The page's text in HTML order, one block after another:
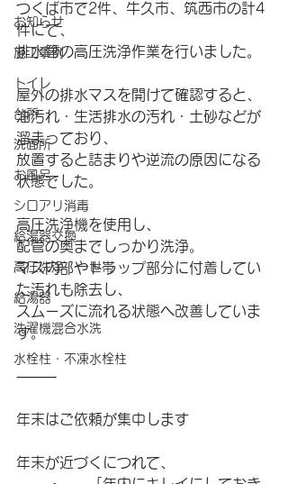
お知らせ
施工事例
トイレ
台所
洗面所
お風呂
シロアリ消毒
給湯器交換
高圧洗浄 一世帯
給湯器
洗濯機混合水洗
水栓柱・不凍水栓柱
つくば市で2件、牛久市、筑西市の計4
件にて、
排水管の高圧洗浄作業を行いました。
屋外の排水マスを開けて確認すると、
油汚れ・生活排水の汚れ・土砂などが
溜まっており、
放置すると詰まりや逆流の原因になる
状態でした。
高圧洗浄機を使用し、
配管の奥までしっかり洗浄。
マス内部やトラップ部分に付着してい
た汚れも除去し、
スムーズに流れる状態へ改善していま
す。
⸻
年末はご依頼が集中します
年末が近づくにつれて、